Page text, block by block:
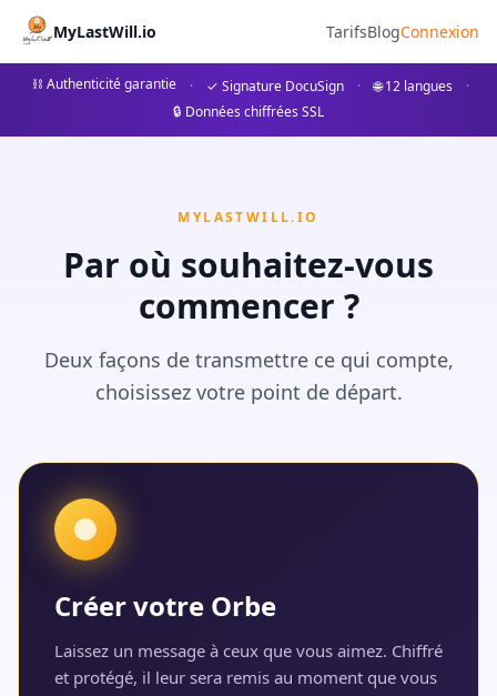
MyLastWill.io TarifsBlogConnexion
⛓ Authenticité garantie · ✓ Signature DocuSign · 🌐 12 langues
·
🔒 Données chiffrées SSL
MYLASTWILL.IO
Par où souhaitez-vous
commencer ?
Deux façons de transmettre ce qui compte,
choisissez votre point de départ.
Créer votre Orbe
Laissez un message à ceux que vous aimez. Chiffré
et protégé, il leur sera remis au moment que vous
Erbschaftsteuer in
Erfahren Sie alles über die Erbschaftsteuer in